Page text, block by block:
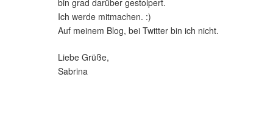
bin grad darüber gestolpert.
Ich werde mitmachen. :)
Auf meinem Blog, bei Twitter bin ich nicht.
Liebe Grüße,
Sabrina